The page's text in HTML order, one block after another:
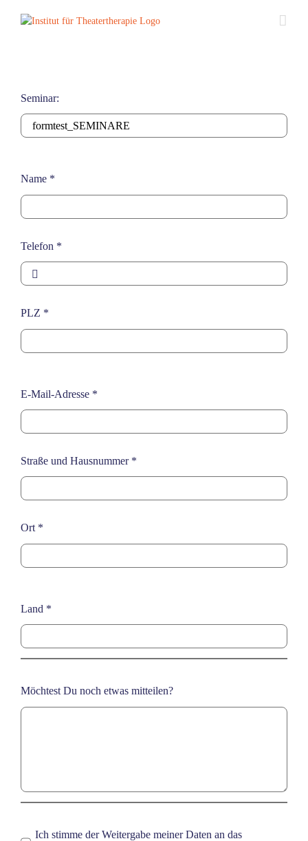
Inhalt
Seminar:
Name *
Telefon *
PLZ *
E-Mail-Adresse *
Straße und Hausnummer *
Ort *
Land *
Möchtest Du noch etwas mitteilen?
Ich stimme der Weitergabe meiner Daten an das